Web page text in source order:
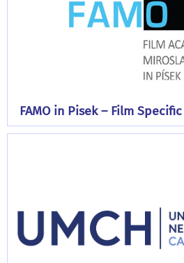
FAMO in Pisek – Film